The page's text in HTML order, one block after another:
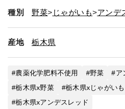
種別 野菜 じゃがいも アンデ
産地 栃木県
農薬化学肥料不使用 野菜
ア
栃木県x野菜
栃木県xじゃがいも
栃木県xアンデスレッド